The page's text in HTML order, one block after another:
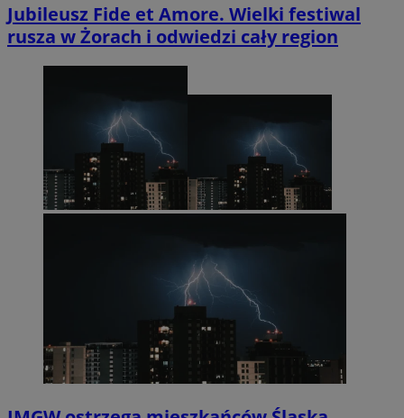
Jubileusz Fide et Amore. Wielki festiwal
rusza w Żorach i odwiedzi cały region